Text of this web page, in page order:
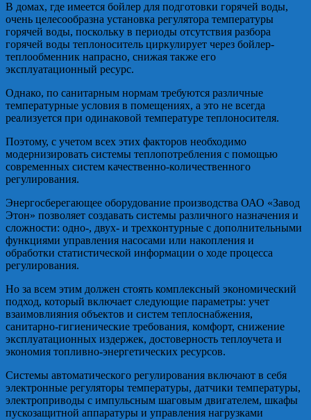
В домах, где имеется бойлер для подготовки горячей воды,
очень целесообразна установка регулятора температуры
горячей воды, поскольку в периоды отсутствия разбора
горячей воды теплоноситель циркулирует через бойлер-
теплообменник напрасно, снижая также его
эксплуатационный ресурс.
Однако, по санитарным нормам требуются различные
температурные условия в помещениях, а это не всегда
реализуется при одинаковой температуре теплоносителя.
Поэтому, с учетом всех этих факторов необходимо
модернизировать системы теплопотребления с помощью
современных систем качественно-количественного
регулирования.
Энергосберегающее оборудование производства ОАО «Завод
Этон» позволяет создавать системы различного назначения и
сложности: одно-, двух- и трехконтурные с дополнительными
функциями управления насосами или накопления и
обработки статистической информации о ходе процесса
регулирования.
Но за всем этим должен стоять комплексный экономический
подход, который включает следующие параметры: учет
взаимовлияния объектов и систем теплоснабжения,
санитарно-гигиенические требования, комфорт, снижение
эксплуатационных издержек, достоверность теплоучета и
экономия топливно-энергетических ресурсов.
Системы автоматического регулирования включают в себя
электронные регуляторы температуры, датчики температуры,
электроприводы с импульсным шаговым двигателем, шкафы
пускозащитной аппаратуры и управления нагрузками